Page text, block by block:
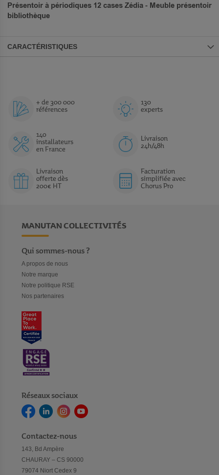
Présentoir à périodiques 12 cases Zédia - Meuble présentoir
bibliothèque
CARACTÉRISTIQUES
+ de 300 000
références
130
experts
140
installateurs
en France
Livraison
24h/48h
Livraison
offerte dès
200€ HT
Facturation
simplifiée avec
Chorus Pro
MANUTAN COLLECTIVITÉS
Qui sommes-nous ?
A propos de nous
Notre marque
Notre politique RSE
Nos partenaires
Réseaux sociaux
Contactez-nous
143, Bd Ampère
CHAURAY – CS 90000
79074 Niort Cedex 9